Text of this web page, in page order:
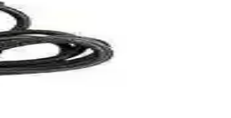
öne çıkar.
için uygundur.